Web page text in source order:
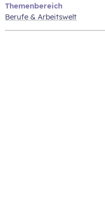
Themenbereich
Berufe & Arbeitswelt